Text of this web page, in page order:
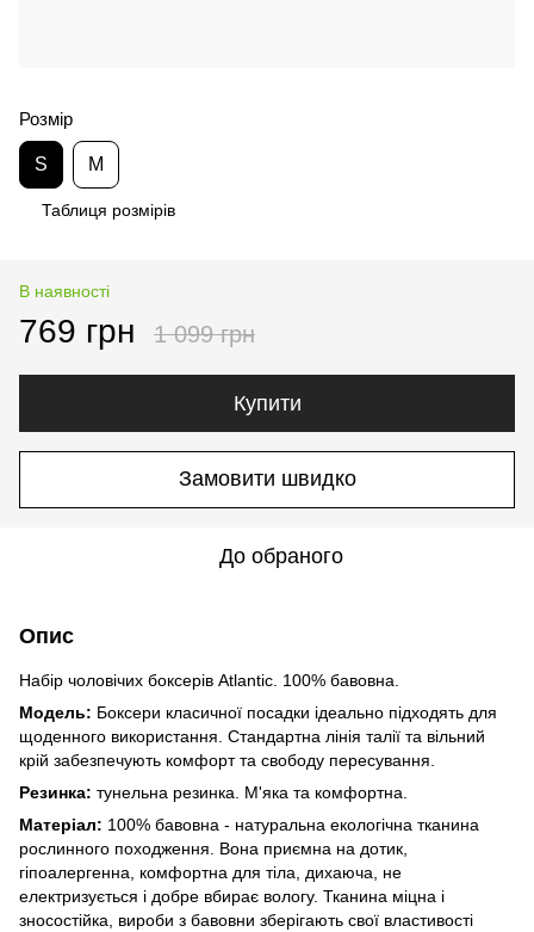
Розмір
S M
Таблиця розмірів
В наявності
769 грн 1 099 грн
Купити
Замовити швидко
До обраного
Опис
Набір чоловічих боксерів Atlantic. 100% бавовна.
Модель: Боксери класичної посадки ідеально підходять для
щоденного використання. Стандартна лінія талії та вільний
крій забезпечують комфорт та свободу пересування.
Резинка: тунельна резинка. М'яка та комфортна.
Матеріал: 100% бавовна - натуральна екологічна тканина
рослинного походження. Вона приємна на дотик,
гіпоалергенна, комфортна для тіла, дихаюча, не
електризується і добре вбирає вологу. Тканина міцна і
зносостійка, вироби з бавовни зберігають свої властивості